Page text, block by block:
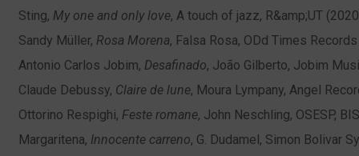
Sting, My one and only love, A touch of jazz, R&amp;UT
Sandy Müller, Rosa Morena, Falsa Rosa, ODd Times
Antonio Carlos Jobim, Desafinado, João Gilberto, Jobim
Claude Debussy, Claire de lune, Moura Lympany, Angel
Ottorino Respighi, Feste romane, John Neschling, OSESP,
Margaritena, Innocente carreno, G. Dudamel, Simon Bolivar